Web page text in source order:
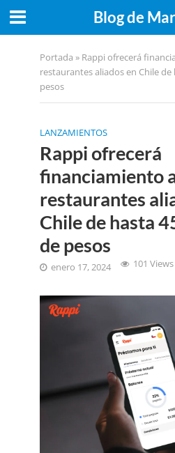
Blog de
Portada » Rappi ofrecerá
restaurantes aliados en Chile
pesos
LANZAMIENTOS
Rappi ofrecerá
financiamiento
restaurantes
Chile de hasta
de pesos
enero 17, 2024 101 Views